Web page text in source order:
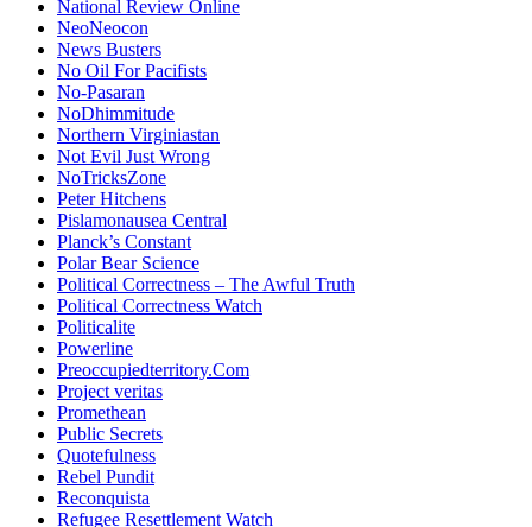
National Review Online
NeoNeocon
News Busters
No Oil For Pacifists
No-Pasaran
NoDhimmitude
Northern Virginiastan
Not Evil Just Wrong
NoTricksZone
Peter Hitchens
Pislamonausea Central
Planck’s Constant
Polar Bear Science
Political Correctness – The Awful Truth
Political Correctness Watch
Politicalite
Powerline
Preoccupiedterritory.Com
Project veritas
Promethean
Public Secrets
Quotefulness
Rebel Pundit
Reconquista
Refugee Resettlement Watch